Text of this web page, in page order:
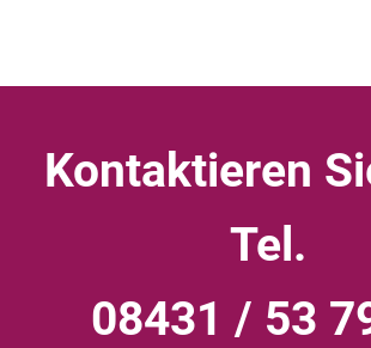
Kontaktieren
Tel.
08431 / 53